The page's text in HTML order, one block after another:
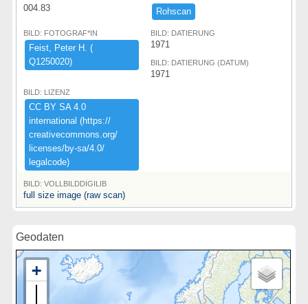
004.83 Rohscan
BILD: FOTOGRAF*IN
Feist,​ ​Peter ​H.​ ​(​
Q1250020)​
BILD: DATIERUNG
1971
BILD: DATIERUNG (DATUM)
1971
BILD: LIZENZ
CC ​BY ​SA ​4.​0 ​
international ​(​https:​/​/​
creativecommons.​org/​
licenses/​by-​sa/​4.​0/​
legalcode)​
BILD: VOLLBILDDIGILIB
full size image (raw scan)
Geodaten